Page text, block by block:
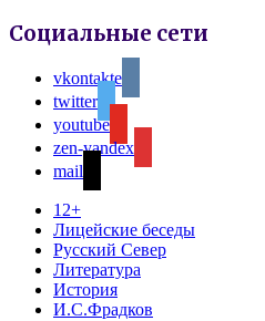
Социальные сети
vkontakte
twitter
youtube
zen-yandex
mail
12+
Лицейские беседы
Русский Север
Литература
История
И.С.Фрадков